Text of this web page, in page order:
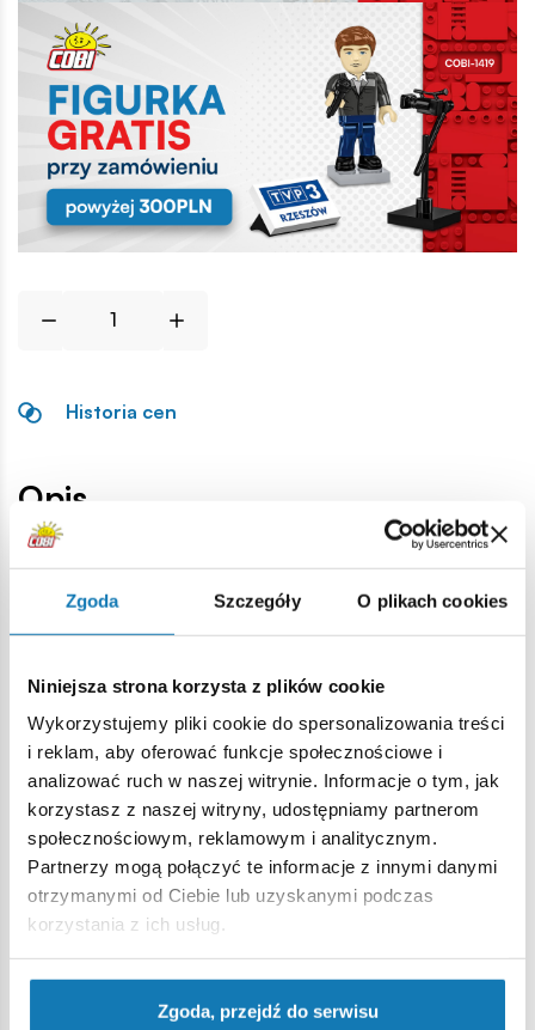
Zgoda Szczegóły O plikach cookies
Niniejsza strona korzysta z plików cookie
Wykorzystujemy pliki cookie do spersonalizowania treści
i reklam, aby oferować funkcje społecznościowe i
analizować ruch w naszej witrynie. Informacje o tym, jak
korzystasz z naszej witryny, udostępniamy partnerom
społecznościowym, reklamowym i analitycznym.
Partnerzy mogą połączyć te informacje z innymi danymi
otrzymanymi od Ciebie lub uzyskanymi podczas
korzystania z ich usług.
Zgoda, przejdź do serwisu
Historia cen
Opis
Lokalizacja produktu:
Strona główna Klocki na sztuki Części zamienne wojskowe
Ostrzeżenie
Nieodpowiednie dla dzieci w wieku poniżej 3 lat. Zawiera
małe części, które mogą zostać połknięte lub wchłonięte
(ryzyko zadławienia). Zalecamy zachowanie opakowania w
celach informacyjnych. Zachowuje się prawo do zmiany
kolorów i szczegółów technicznych.
Bestsellery w kategorii